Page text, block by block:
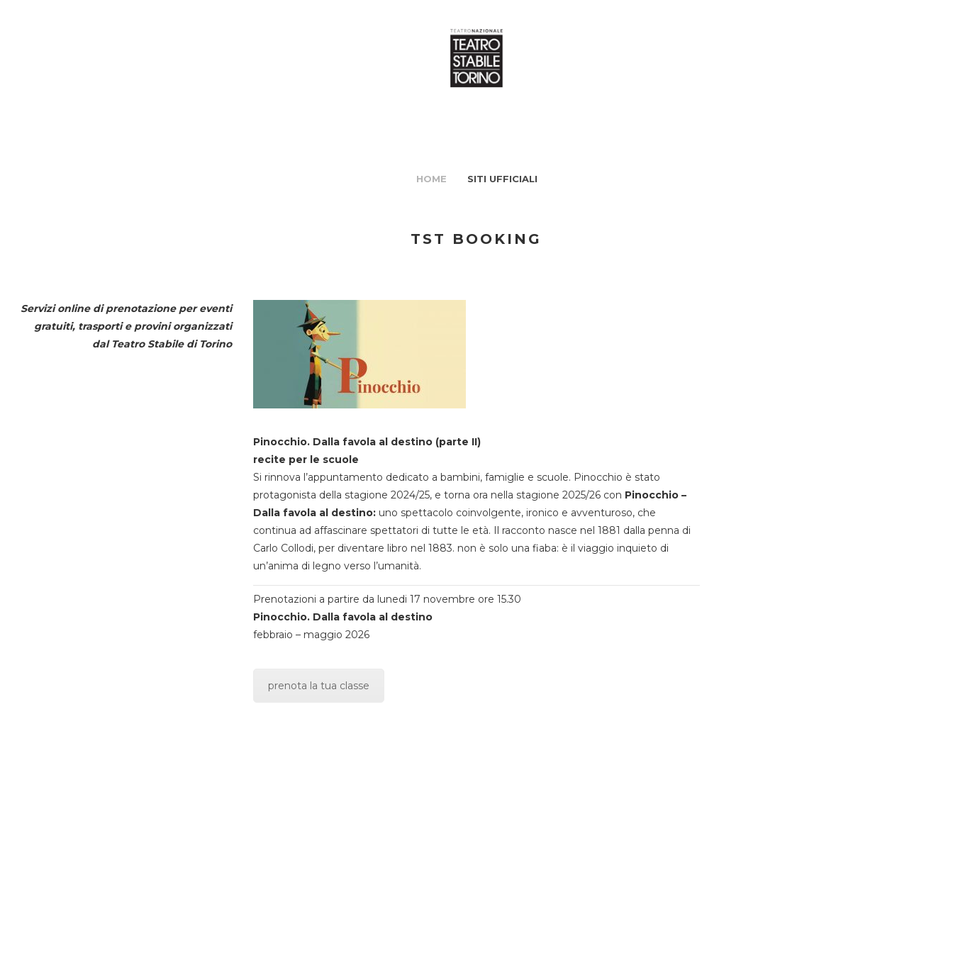
HOME SITI UFFICIALI
TST BOOKING
Servizi online di prenotazione per eventi
gratuiti, trasporti e provini organizzati
dal Teatro Stabile di Torino
Pinocchio. Dalla favola al destino (parte II)
recite per le scuole
Si rinnova l’appuntamento dedicato a bambini, famiglie e scuole. Pinocchio è stato
protagonista della stagione 2024/25, e torna ora nella stagione 2025/26 con Pinocchio –
Dalla favola al destino:uno spettacolo coinvolgente, ironico e avventuroso, che
continua ad affascinare spettatori di tutte le età. Il racconto nasce nel 1881 dalla penna di
Carlo Collodi, per diventare libro nel 1883. non è solo una fiaba: è il viaggio inquieto di
un’anima di legno verso l’umanità.
Prenotazioni a partire da lunedi 17 novembre ore 15.30
Pinocchio. Dalla favola al destino
febbraio – maggio 2026
prenota la tua classe